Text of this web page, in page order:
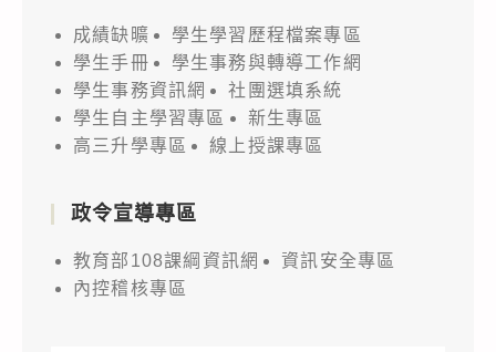
成績缺曠
學生學習歷程檔案專區
學生手冊
學生事務與轉導工作網
學生事務資訊網
社團選填系統
學生自主學習專區
新生專區
高三升學專區
線上授課專區
政令宣導專區
教育部108課綱資訊網
資訊安全專區
內控稽核專區